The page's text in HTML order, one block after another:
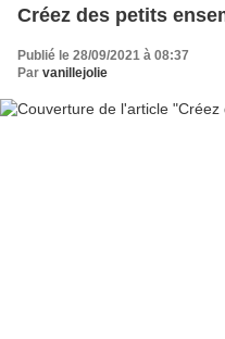
Créez des petits
Publié le 28/09/2021 à 08:37
Par vanillejolie